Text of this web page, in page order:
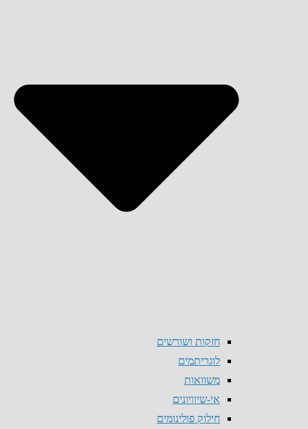
חזקות ושורשים
לוגריתמים
משוואות
אי-שיוויונים
חילוק פולינומים